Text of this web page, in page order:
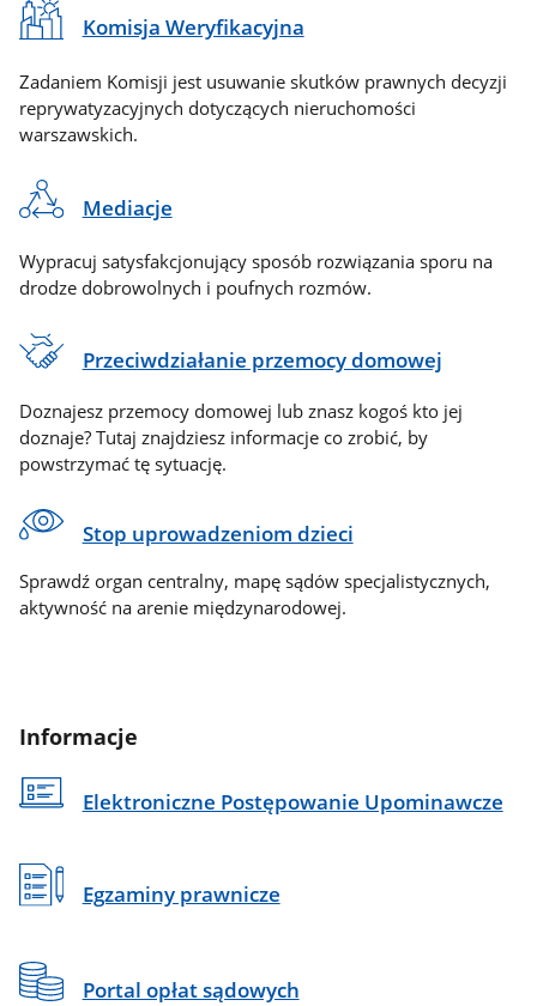
Komisja Weryfikacyjna
Zadaniem Komisji jest usuwanie skutków prawnych decyzji
reprywatyzacyjnych dotyczących nieruchomości
warszawskich.
Mediacje
Wypracuj satysfakcjonujący sposób rozwiązania sporu na
drodze dobrowolnych i poufnych rozmów.
Przeciwdziałanie przemocy domowej
Doznajesz przemocy domowej lub znasz kogoś kto jej
doznaje? Tutaj znajdziesz informacje co zrobić, by
powstrzymać tę sytuację.
Stop uprowadzeniom dzieci
Sprawdź organ centralny, mapę sądów specjalistycznych,
aktywność na arenie międzynarodowej.
Informacje
Elektroniczne Postępowanie Upominawcze
Egzaminy prawnicze
Portal opłat sądowych